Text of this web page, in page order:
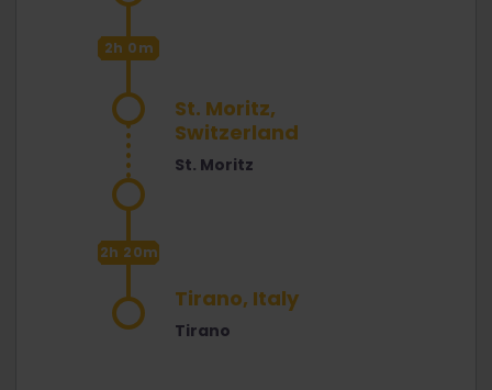
2h 0m
St. Moritz,
Switzerland
St. Moritz
2h 20m
Tirano, Italy
Tirano